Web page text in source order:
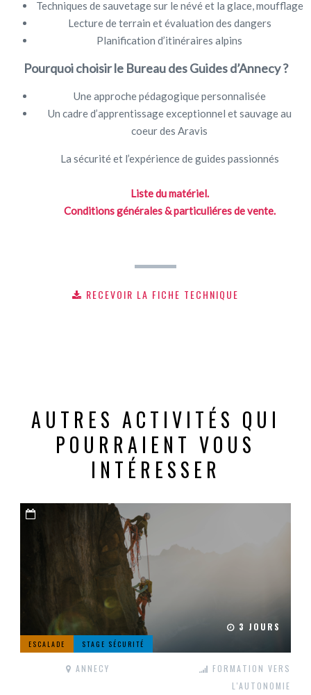
Techniques de sauvetage sur le névé et la glace, moufflage
Lecture de terrain et évaluation des dangers
Planification d’itinéraires alpins
Pourquoi choisir le Bureau des Guides d’Annecy ?
Une approche pédagogique personnalisée
Un cadre d’apprentissage exceptionnel et sauvage au
coeur des Aravis
La sécurité et l’expérience de guides passionnés
Liste du matériel.
Conditions générales & particuliéres de vente.
RECEVOIR LA FICHE TECHNIQUE
AUTRES ACTIVITÉS QUI
POURRAIENT VOUS
INTÉRESSER
3 JOURS
ESCALADE STAGE SÉCURITÉ
ANNECY
FORMATION VERS
L'AUTONOMIE